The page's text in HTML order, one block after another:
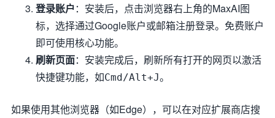
登录账户：安装后，点击浏览器右上角的MaxAI图
标，选择通过Google账户或邮箱注册登录。免费账户
即可使用核心功能。
刷新页面：安装完成后，刷新所有打开的网页以激活
快捷键功能，如Cmd/Alt+J。
如果使用其他浏览器（如Edge），可以在对应扩展商店搜